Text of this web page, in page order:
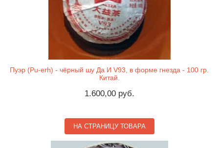
Пуэр (Pu-erh) - чёрный шу Да И V93, в форме гнезда - 100 гр.
Китай.
1.600,00 руб.
НА СТРАНИЦУ ТОВАРА